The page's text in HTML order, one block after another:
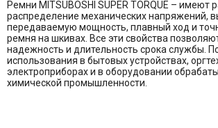
Ремни MITSUBOSHI SUPER TORQUE – имеют
распределение механических напряжений,
передаваемую мощность, плавный ход и
ремня на шкивах. Все эти свойства
надежность и длительность срока службы.
использования в бытовых устройствах,
электроприборах и в оборудовании
химической промышленности.